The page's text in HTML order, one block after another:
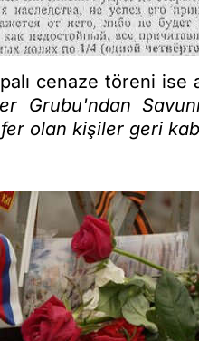
cenaze töreni ise
Grubu'ndan
olan kişiler geri